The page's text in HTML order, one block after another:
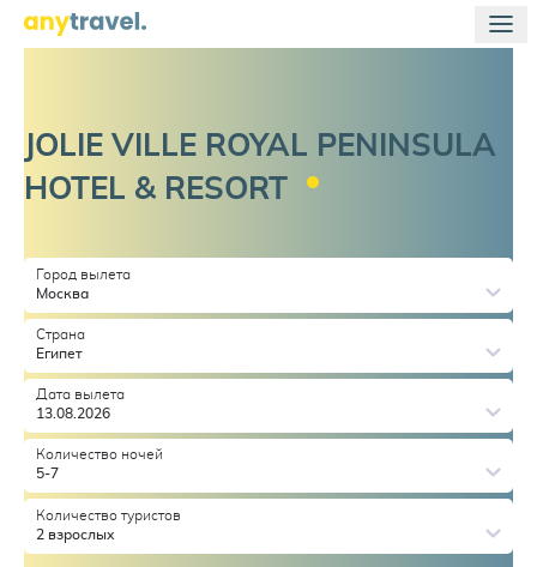
JOLIE VILLE ROYAL PENINSULA
HOTEL & RESORT
Город вылета
Москва
Страна
Египет
Дата вылета
13.08.2026
Количество ночей
5-7
Количество туристов
2 взрослых